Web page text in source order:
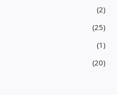
(2)
(25)
(1)
(20)